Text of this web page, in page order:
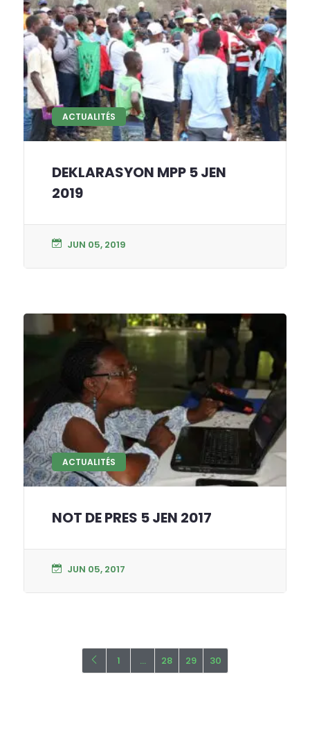
ACTUALITÉS
DEKLARASYON MPP 5 JEN
2019
JUN 05, 2019
ACTUALITÉS
NOT DE PRES 5 JEN 2017
JUN 05, 2017
1 … 28 29 30